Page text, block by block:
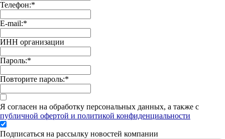
Телефон:*
E-mail:*
ИНН организации
Пароль:*
Повторите пароль:*
Я согласен на обработку персональных данных, а также с
публичной офертой и политикой конфиденциальности
Подписаться на рассылку новостей компании